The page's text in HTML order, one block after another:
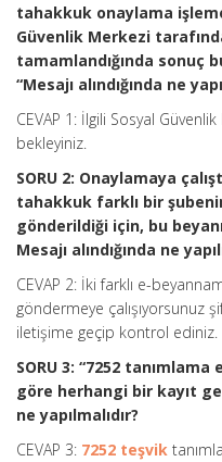
tahakkuk onaylama
Güvenlik Merkezi
tamamlandığında sonuç
“Mesajı alındığında ne
CEVAP 1: İlgili Sosyal
bekleyiniz.
SORU 2: Onaylamaya
tahakkuk farklı bir
gönderildiği için, bu
Mesajı alındığında ne
CEVAP 2: İki farklı e-
göndermeye çalışıyorsunuz
iletişime geçip kontrol ediniz.
SORU 3: “7252
göre herhangi bir kayıt
ne yapılmalıdır?
CEVAP 3: 7252 teşvik